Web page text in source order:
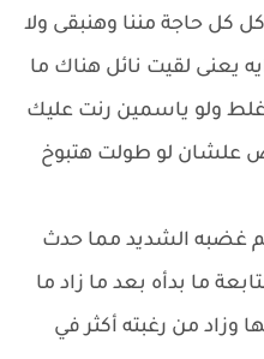
كل حاجة مننا وهنبقى ولا
يعنى لقيت نائل هناك ما
ولو ياسمين رنت عليك
علشان لو طولت هتبوخ
غضبه الشديد مما حدث
ما بدأه بعد ما زاد ما
وزاد من رغبته أكثر في